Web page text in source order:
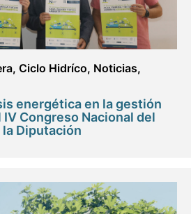
, Ciclo Hidríco, Noticias,
energética en la gestión
Congreso Nacional del
Diputación